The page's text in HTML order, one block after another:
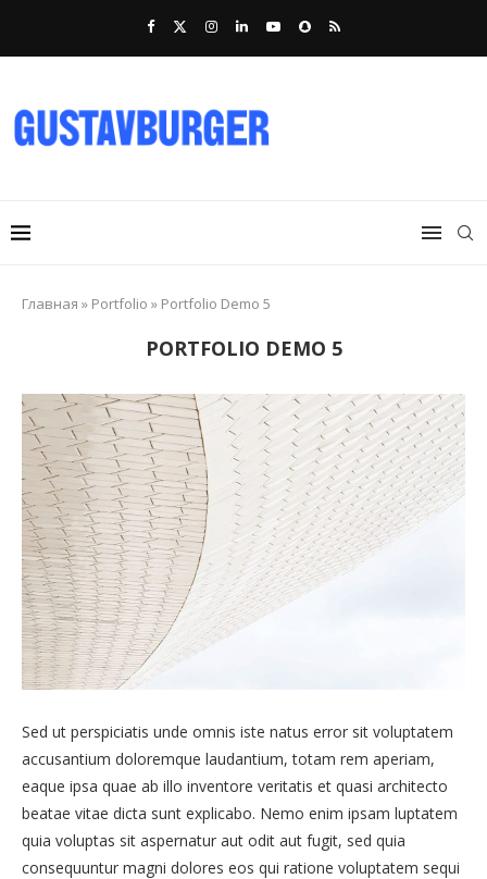
Главная » Portfolio » Portfolio Demo 5
PORTFOLIO DEMO 5
Sed ut perspiciatis unde omnis iste natus error sit voluptatem
accusantium doloremque laudantium, totam rem aperiam,
eaque ipsa quae ab illo inventore veritatis et quasi architecto
beatae vitae dicta sunt explicabo. Nemo enim ipsam luptatem
quia voluptas sit aspernatur aut odit aut fugit, sed quia
consequuntur magni dolores eos qui ratione voluptatem sequi